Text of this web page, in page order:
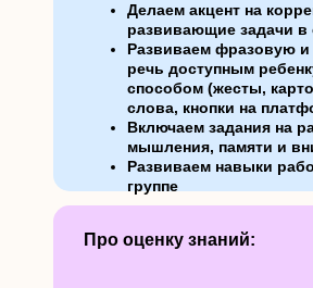
Делаем акцент на
развивающие задачи в
Развиваем фразовую и
речь доступным
способом (жесты,
слова, кнопки на
Включаем задания на
мышления, памяти и
Развиваем навыки
группе
Про оценку знаний: